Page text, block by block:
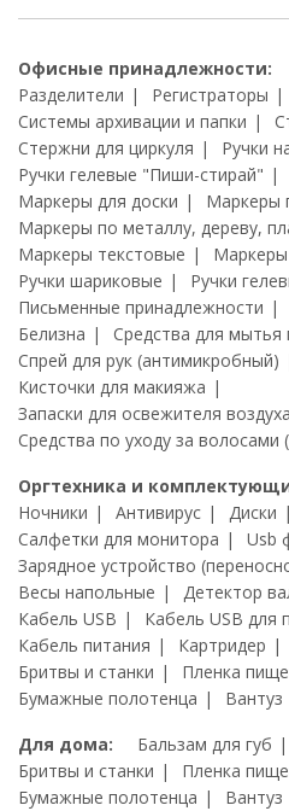
Офисные принадлежности:
Разделители
Регистраторы
Системы архивации и папки
Стержни для циркуля
Ручки
Ручки гелевые "Пиши-стирай"
Маркеры для доски
Маркеры
Маркеры по металлу, дереву,
Маркеры текстовые
Ручки шариковые
Ручки
Письменные принадлежности
Белизна
Средства для мытья
Спрей для рук (антимикробный)
Кисточки для макияжа
Запаски для освежителя воздуха
Средства по уходу за волосами
Оргтехника и
Ночники
Антивирус
Диски
Салфетки для монитора
Usb
Зарядное устройство
Весы напольные
Детектор
Кабель USB
Кабель USB для
Кабель питания
Картридер
Бритвы и станки
Пленка
Бумажные полотенца
Вантуз
Для дома:
Бальзам для губ
Бритвы и станки
Пленка
Бумажные полотенца
Вантуз